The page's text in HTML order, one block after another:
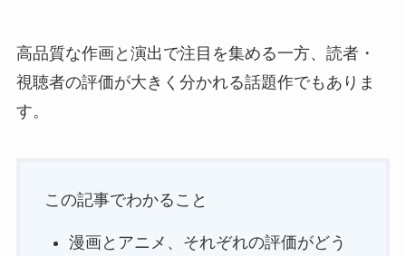
高品質な作画と演出で注目を集める一方、読者・
視聴者の評価が大きく分かれる話題作でもありま
す。
この記事でわかること
漫画とアニメ、それぞれの評価がどう